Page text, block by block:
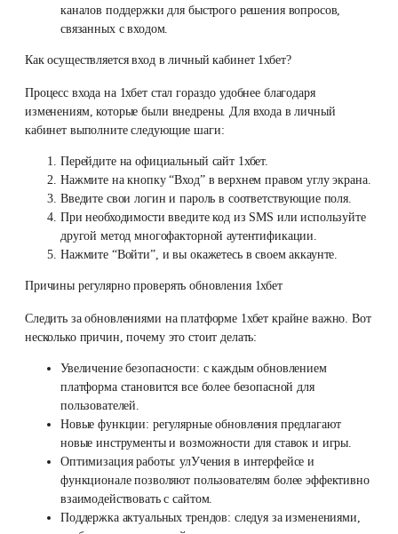
каналов поддержки для быстрого решения вопросов,
связанных с входом.
Как осуществляется вход в личный кабинет 1хбет?
Процесс входа на 1хбет стал гораздо удобнее благодаря
изменениям, которые были внедрены. Для входа в личный
кабинет выполните следующие шаги:
Перейдите на официальный сайт 1хбет.
Нажмите на кнопку “Вход” в верхнем правом углу экрана.
Введите свои логин и пароль в соответствующие поля.
При необходимости введите код из SMS или используйте
другой метод многофакторной аутентификации.
Нажмите “Войти”, и вы окажетесь в своем аккаунте.
Причины регулярно проверять обновления 1хбет
Следить за обновлениями на платформе 1хбет крайне важно. Вот
несколько причин, почему это стоит делать:
Увеличение безопасности: с каждым обновлением
платформа становится все более безопасной для
пользователей.
Новые функции: регулярные обновления предлагают
новые инструменты и возможности для ставок и игры.
Оптимизация работы: улУчения в интерфейсе и
функционале позволяют пользователям более эффективно
взаимодействовать с сайтом.
Поддержка актуальных трендов: следуя за изменениями,